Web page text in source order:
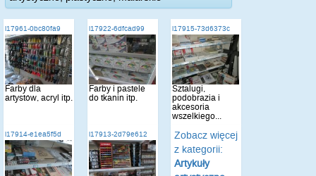
i17961-0bc80fa9
Farby dla
artystów, acryl itp.
i17922-6dfcad99
Farby i pastele
do tkanin itp.
i17915-73d6373c
Sztalugi,
podobrazia i
akcesoria
wszelkiego...
i17914-e1ea5f5d i17913-2d79e612
Zobacz więcej
z kategorii:
Artykuły